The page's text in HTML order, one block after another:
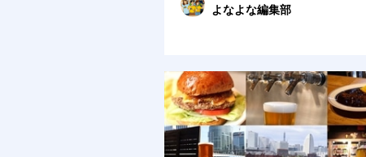
よなよな編集部